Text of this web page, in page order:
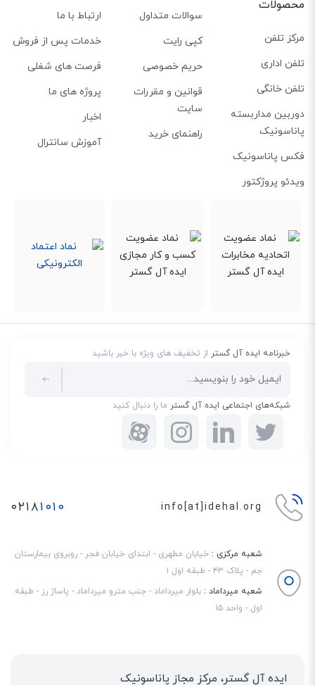
محصولات
مرکز تلفن
تلفن اداری
تلفن خانگی
دوربین مداربسته
پاناسونیک
فکس پاناسونیک
ویدئو پروژکتور
سوالات متداول
کپی رایت
حریم خصوصی
قوانین و مقررات
سایت
راهنمای خرید
ارتباط با ما
خدمات پس از فروش
فرصت های شغلی
پروژه های ما
اخبار
آموزش سانترال
خبرنامه ایده آل گستراز تخفیف های ویژه با خبر باشید
شبکه‌های اجتماعی ایده آل گسترما را دنبال کنید
info[at]idehal.org ۰۲۱۸۱۰۱۰
شعبه مرکزی : خیابان مطهری - ابتدای خیابان فجر - روبروی بیمارستان
جم - پلاک ۴۳ - طبقه اول ۱
شعبه میرداماد : بلوار میرداماد - جنب مترو میرداماد - پاساژ رز - طبقه
اول - واحد ۱۵
ایده آل گستر، مرکز مجاز پاناسونیک